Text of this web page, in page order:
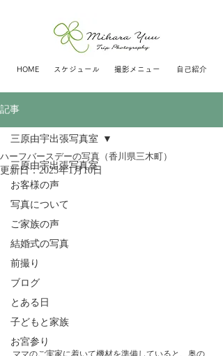
HOME スケジュール 撮影メニュー 自己紹介
記事
三原由宇出張写真室
お客様の声
写真について
ご家族の声
結婚式の写真
前撮り
ブログ
とある日
子どもと家族
お宮参り
三原由宇出張写真室
ハーフバースデーの写真（香川県三木町）
更新日：2025年1月10日
ママのご実家に着いて機材を準備していると、奥の